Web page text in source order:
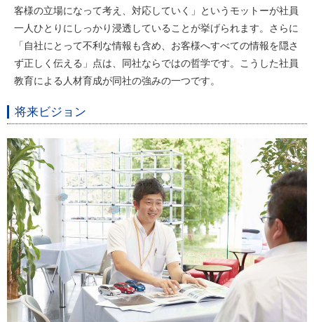
客様の立場になって考え、対応していく」というモットーが社員
一人ひとりにしっかり浸透していることが挙げられます。さらに
「自社にとって不利な情報も含め、お客様へすべての情報を隠さ
ず正しく伝える」点は、同社ならではの哲学です。こうした社員
教育による人材育成が同社の強みの一つです。
将来ビジョン